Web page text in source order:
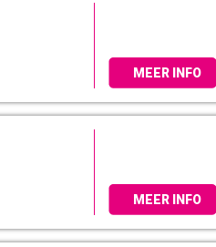
MEER INFO
MEER INFO